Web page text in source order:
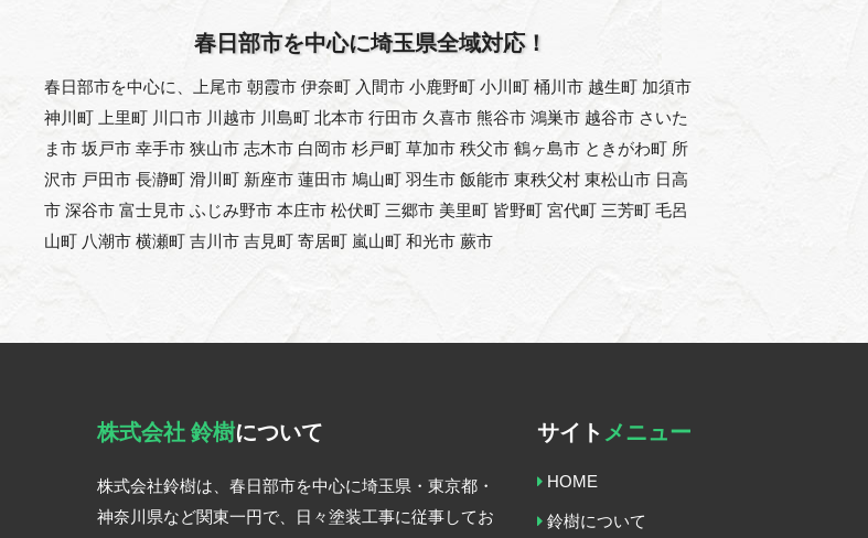
春日部市を中心に埼玉県全域対応！
春日部市を中心に、上尾市 朝霞市 伊奈町 入間市 小鹿野町 小川町 桶川市 越生町 加須市
神川町 上里町 川口市 川越市 川島町 北本市 行田市 久喜市 熊谷市 鴻巣市 越谷市 さいた
ま市 坂戸市 幸手市 狭山市 志木市 白岡市 杉戸町 草加市 秩父市 鶴ヶ島市 ときがわ町 所
沢市 戸田市 長瀞町 滑川町 新座市 蓮田市 鳩山町 羽生市 飯能市 東秩父村 東松山市 日高
市 深谷市 富士見市 ふじみ野市 本庄市 松伏町 三郷市 美里町 皆野町 宮代町 三芳町 毛呂
山町 八潮市 横瀬町 吉川市 吉見町 寄居町 嵐山町 和光市 蕨市
株式会社 鈴樹について
株式会社鈴樹は、春日部市を中心に埼玉県・東京都・
神奈川県など関東一円で、日々塗装工事に従事してお
サイト メニュー
HOME
鈴樹について